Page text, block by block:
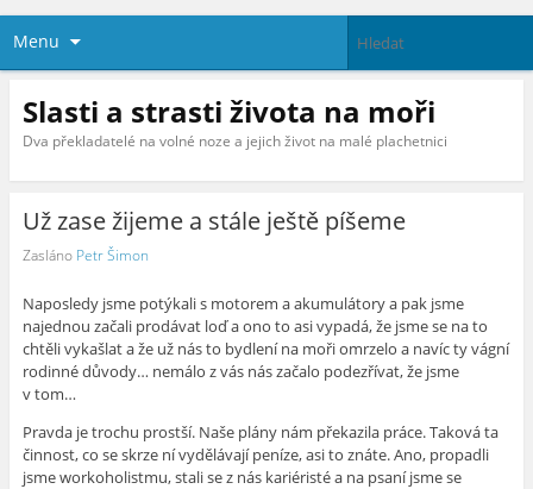
Menu
Slasti a strasti života na moři
Dva překladatelé na volné noze a jejich život na malé plachetnici
Už zase žijeme a stále ještě píšeme
Zasláno Petr Šimon
Naposledy jsme potýkali s motorem a akumulátory a pak jsme
najednou začali prodávat loď a ono to asi vypadá, že jsme se na to
chtěli vykašlat a že už nás to bydlení na moři omrzelo a navíc ty vágní
rodinné důvody… nemálo z vás nás začalo podezřívat, že jsme
v tom…
Pravda je trochu prostší. Naše plány nám překazila práce. Taková ta
činnost, co se skrze ní vydělávají peníze, asi to znáte. Ano, propadli
jsme workoholistmu, stali se z nás kariéristé a na psaní jsme se